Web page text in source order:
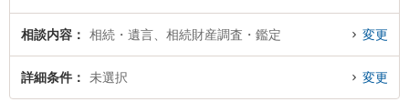
護士に相談したい』『相続財産調査・鑑定のトラブル解決の実績豊富な近くの
弁護士を検索したい』『初回相談無料で相続財産調査・鑑定を法律相談できる
高松市内の弁護士に相談予約したい』などでお困りの相談者さんにおすすめで
相談内容 相続・遺言、相続財産調査・鑑定 変更
詳細条件 未選択 変更